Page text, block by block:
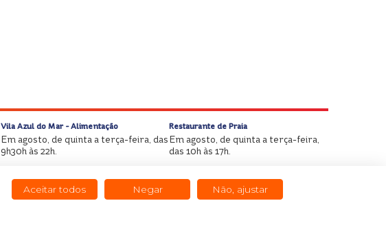
Vila Azul do Mar - Alimentação
Em agosto, de quinta a terça-feira, das
9h30h às 22h.
Restaurante de Praia
Em agosto, de quinta a terça-feira,
das 10h às 17h.
Aceitar todos Negar Não, ajustar